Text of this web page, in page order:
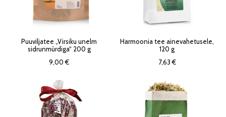
Puuviljatee „Virsiku unelm
sidrunmürdiga“ 200 g
9,00 €
Harmoonia tee ainevahetusele,
120 g
7,63 €